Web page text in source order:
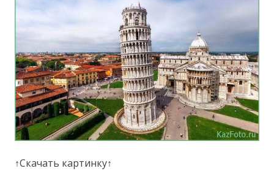
↑Скачать картинку↑